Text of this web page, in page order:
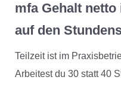
mfa Gehalt
auf den
Teilzeit ist im
Arbeitest du 30 statt 40